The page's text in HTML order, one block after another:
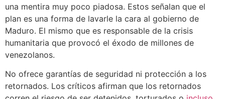
una mentira muy poco piadosa. Estos señalan que el
plan es una forma de lavarle la cara al gobierno de
Maduro. El mismo que es responsable de la crisis
humanitaria que provocó el éxodo de millones de
venezolanos.
No ofrece garantías de seguridad ni protección a los
retornados. Los críticos afirman que los retornados